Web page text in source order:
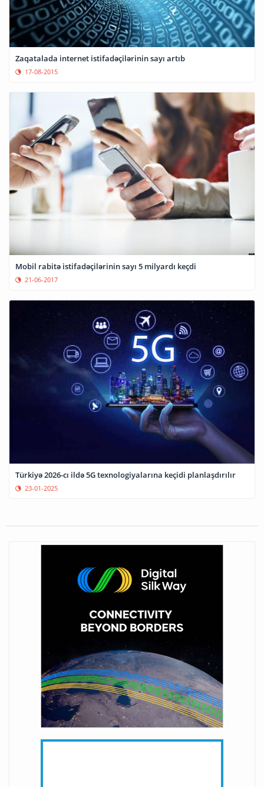
Zaqatalada internet istifadəçilərinin sayı artıb
17-08-2015
Mobil rabitə istifadəçilərinin sayı 5 milyardı keçdi
21-06-2017
Türkiyə 2026-cı ildə 5G texnologiyalarına keçidi planlaşdırılır
23-01-2025